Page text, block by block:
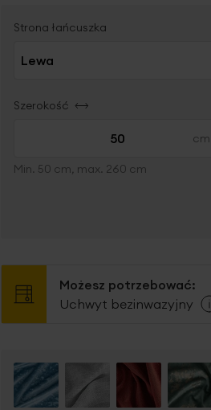
Strona łańcuszka
Szerokość
Min. 50 cm, max. 260 cm
Możesz potrzebować:
Uchwyt bezinwazyjny